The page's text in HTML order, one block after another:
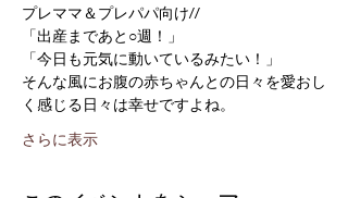
プレママ＆プレパパ向け//
「出産まであと○週！」
「今日も元気に動いているみたい！」
そんな風にお腹の赤ちゃんとの日々を愛おし
く感じる日々は幸せですよね。
さらに表示